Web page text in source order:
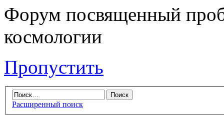
Форум посвященный
космологии
Пропустить
Расширенный поиск